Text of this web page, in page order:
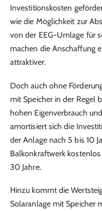
Investitionskosten
wie die Möglichkeit zur
von der EEG-Umlage für
machen die Anschaffung
attraktiver.
Doch auch ohne
mit Speicher in der Regel
hohen Eigenverbrauch
amortisiert sich die
der Anlage nach 5 bis 10
Balkonkraftwerk
30 Jahre.
Hinzu kommt die
Solaranlage mit Speicher